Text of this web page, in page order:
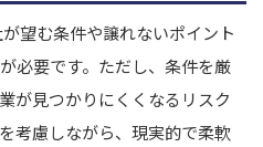
望む条件や譲れないポイント
必要です。ただし、条件を厳
が見つかりにくくなるリスク
考慮しながら、現実的で柔軟